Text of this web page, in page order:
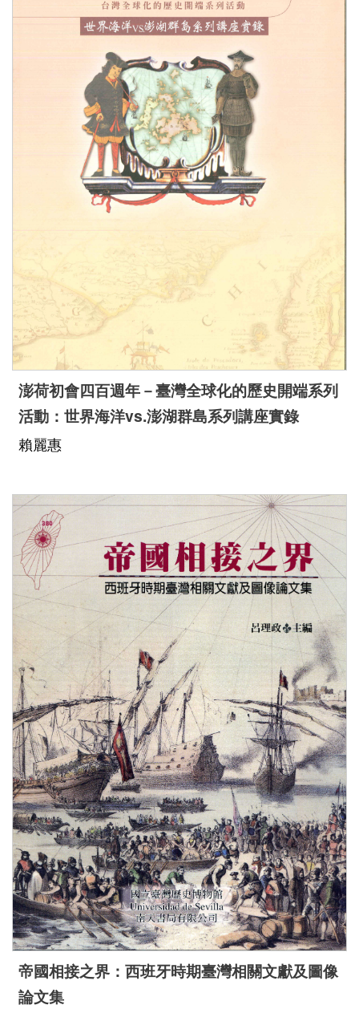
澎荷初會四百週年－臺灣全球化的歷史開端系列
活動：世界海洋vs.澎湖群島系列講座實錄
賴麗惠
帝國相接之界：西班牙時期臺灣相關文獻及圖像
論文集